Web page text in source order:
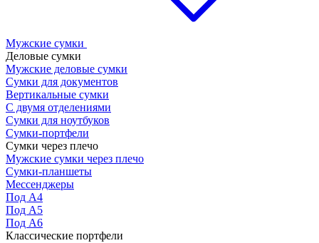
Мужские сумки
Деловые сумки
Мужские деловые сумки
Сумки для документов
Вертикальные сумки
С двумя отделениями
Сумки для ноутбуков
Сумки-портфели
Сумки через плечо
Мужские сумки через плечо
Сумки-планшеты
Мессенджеры
Под А4
Под А5
Под А6
Классические портфели